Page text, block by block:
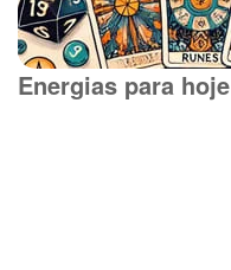
Energias para hoje